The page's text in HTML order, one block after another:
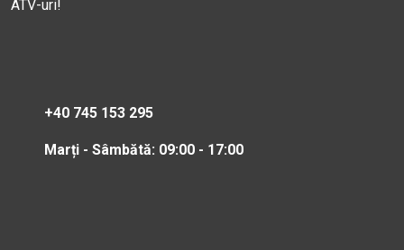
ATV-uri!
+40 745 153 295
Marți - Sâmbătă: 09:00 - 17:00